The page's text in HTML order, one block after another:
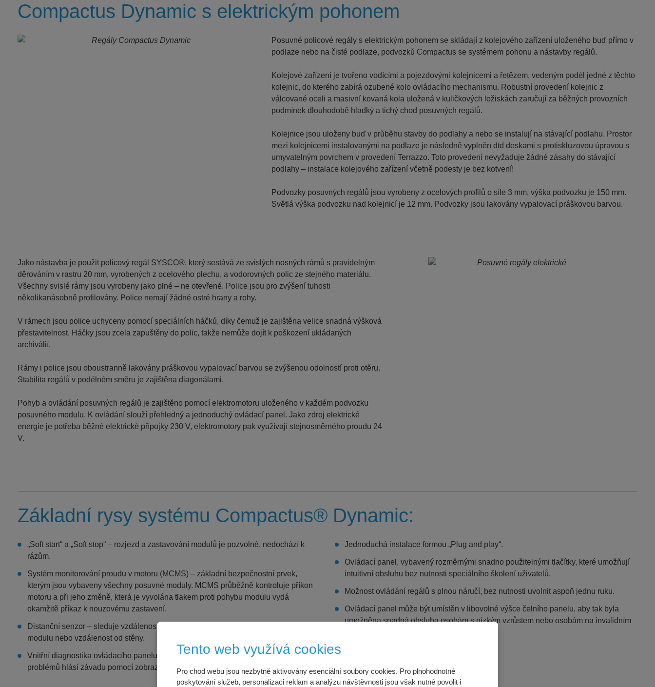
Compactus Dynamic s elektrickým pohonem
Posuvné policové regály s elektrickým pohonemse skládají z kolejového zařízení uloženého buď přímo v
podlaze nebo na čisté podlaze, podvozků Compactus se systémem pohonu a nástavby regálů.
Kolejové zařízení je tvořeno vodícími a pojezdovými kolejnicemi a řetězem, vedeným podél jedné z těchto
kolejnic, do kterého zabírá ozubené kolo ovládacího mechanismu. Robustní provedení kolejnic z
válcované oceli a masivní kovaná kola uložená v kuličkových ložiskách zaručují za běžných provozních
podmínek dlouhodobě hladký a tichý chod posuvných regálů.
Kolejnice jsou uloženy buď v průběhu stavby do podlahy a nebo se instalují na stávající podlahu. Prostor
mezi kolejnicemi instalovanými na podlaze je následně vyplněn dtd deskami s protiskluzovou úpravou s
umyvatelným povrchem v provedení Terrazzo. Toto provedení nevyžaduje žádné zásahy do stávající
podlahy – instalace kolejového zařízení včetně podesty je bez kotvení!
Podvozky posuvných regálů jsou vyrobeny z ocelových profilů o síle 3 mm, výška podvozku je 150 mm.
Světlá výška podvozku nad kolejnicí je 12 mm. Podvozky jsou lakovány vypalovací práškovou barvou.
Jako nástavba je použit policový regál SYSCO®, který sestává ze svislých nosných rámů s pravidelným
děrováním v rastru 20 mm, vyrobených z ocelového plechu, a vodorovných polic ze stejného materiálu.
Všechny svislé rámy jsou vyrobeny jako plné – ne otevřené. Police jsou pro zvýšení tuhosti
několikanásobně profilovány. Police nemají žádné ostré hrany a rohy.
V rámech jsou police uchyceny pomocí speciálních háčků, díky čemuž je zajištěna velice snadná výšková
přestavitelnost. Háčky jsou zcela zapuštěny do polic, takže nemůže dojít k poškození ukládaných
archiválií.
Rámy i police jsou oboustranně lakovány práškovou vypalovací barvou se zvýšenou odolností proti otěru.
Stabilita regálů v podélném směru je zajištěna diagonálami.
Pohyb a ovládání posuvných regálů je zajištěno pomocí elektromotoru uloženého v každém podvozku
posuvného modulu. K ovládání slouží přehledný a jednoduchý ovládací panel. Jako zdroj elektrické
energie je potřeba běžné elektrické přípojky 230 V, elektromotory pak využívají stejnosměrného proudu 24
V.
Základní rysy systému Compactus® Dynamic:
„Soft start“ a „Soft stop“ – rozjezd a zastavování modulů je pozvolné, nedochází k
rázům.
Systém monitorování proudu v motoru (MCMS) – základní bezpečnostní prvek,
kterým jsou vybaveny všechny posuvné moduly. MCMS průběžně kontroluje příkon
motoru a při jeho změně, která je vyvolána tlakem proti pohybu modulu vydá
okamžitě příkaz k nouzovému zastavení.
Distanční senzor – sleduje vzdálenost vedlejšího posuvného nebo stacionárního
modulu nebo vzdálenost od stěny.
Vnitřní diagnostika ovládacího panelu průběžně sleduje stav systému a v případě
problémů hlásí závadu pomocí zobrazování chybových kódů.
Jednoduchá instalace formou „Plug and play“.
Ovládací panel, vybavený rozměrnými snadno použitelnými tlačítky, které umožňují
intuitivní obsluhu bez nutnosti speciálního školení uživatelů.
Možnost ovládání regálů s plnou náručí, bez nutnosti uvolnit aspoň jednu ruku.
Ovládací panel může být umístěn v libovolné výšce čelního panelu, aby tak byla
umožněna snadná obsluha osobám s nízkým vzrůstem nebo osobám na invalidním
Tento web využívá cookies
Pro chod webu jsou nezbytně aktivovány esenciální soubory cookies. Pro plnohodnotné
poskytování služeb, personalizaci reklam a analýzu návštěvnosti jsou však nutné povolit i